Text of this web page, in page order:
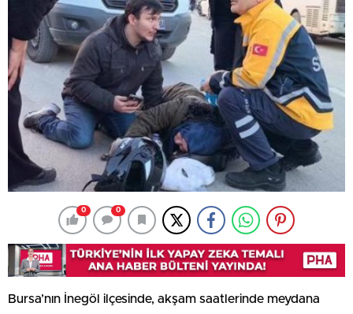
0 0
Bursa’nın İnegöl ilçesinde, akşam saatlerinde meydana